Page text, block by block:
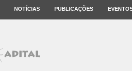
NOTÍCIAS PUBLICAÇÕES